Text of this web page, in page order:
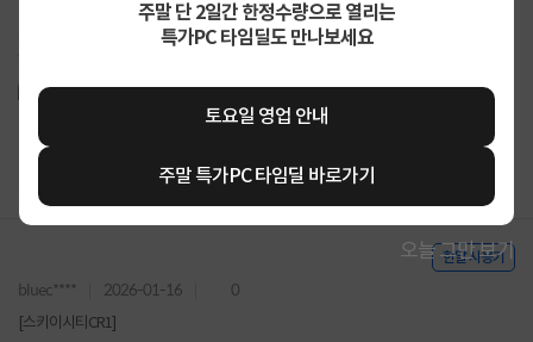
주말 단 2일간 한정수량으로 열리는
특가PC 타임딜도 만나보세요
토요일 영업 안내
주말 특가PC 타임딜 바로가기
오늘 그만 보기
잘 받아서 잘 쓰고 있습니다. 색 이쁘고 조용하고 좋습니다. 구입할 때보다 가격이
한달 사용기
bluec**** 2026-01-16 0
[스키이시티CR1]